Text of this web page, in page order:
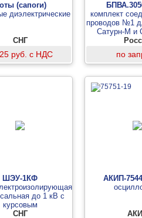
(сапоги)
диэлектрические
СНГ
руб. с НДС
комплект
проводов №1
Сатурн-М и
по
ШЭУ-1КФ
до 1 кВ с
курсовым
СНГ
АКИП-